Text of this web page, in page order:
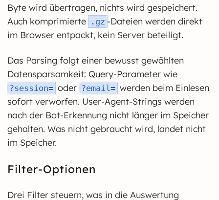
Byte wird übertragen, nichts wird gespeichert.
Auch komprimierte
.gz -Dateien werden direkt
im Browser entpackt, kein Server beteiligt.
Das Parsing folgt einer bewusst gewählten
Datensparsamkeit: Query-Parameter wie
?session= oder ?email= werden beim Einlesen
sofort verworfen. User-Agent-Strings werden
nach der Bot-Erkennung nicht länger im Speicher
gehalten. Was nicht gebraucht wird, landet nicht
im Speicher.
Filter-Optionen
Drei Filter steuern, was in die Auswertung